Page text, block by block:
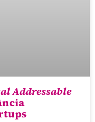
Addressable